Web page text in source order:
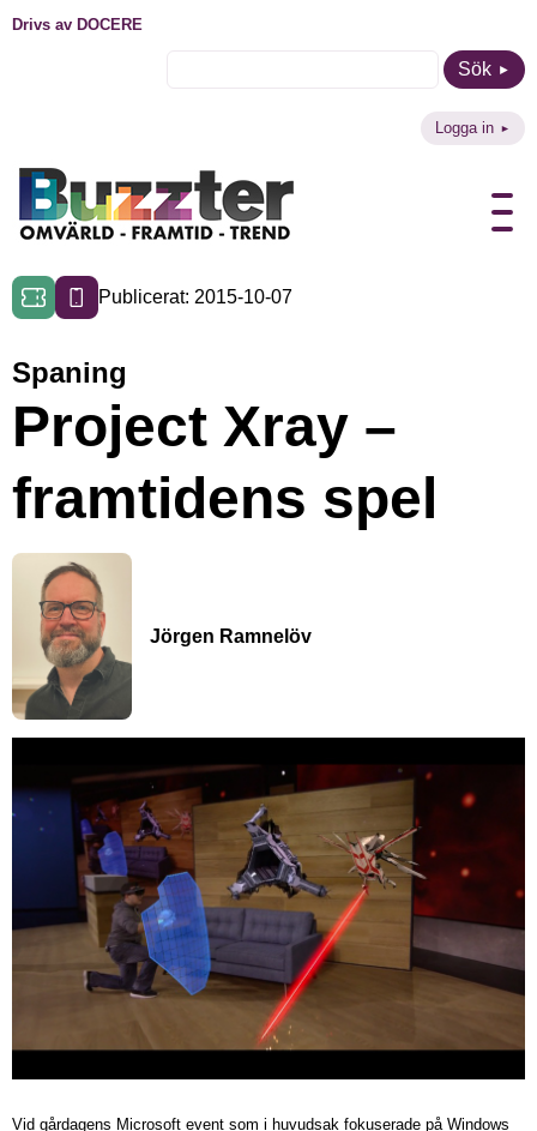
Drivs av DOCERE
Sök
Logga in
Publicerat: 2015-10-07
Spaning
Project Xray –
framtidens spel
Jörgen Ramnelöv
Vid gårdagens Microsoft event som i huvudsak fokuserade på Windows